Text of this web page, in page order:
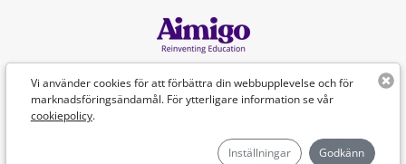
Vi använder cookies för att förbättra din webbupplevelse och för
marknadsföringsändamål. För ytterligare information se vår
cookiepolicy.
Inställningar Godkänn
Svenska